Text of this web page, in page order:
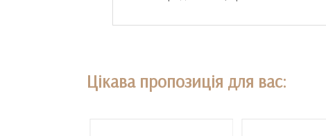
Цікава пропозиція для вас: